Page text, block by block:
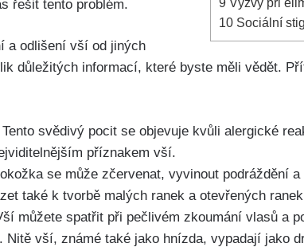
10 Sociální
řešit⁣ tento problém.
a odlišení vší od ⁤jiných
důležitých informací, které byste měli vědět.
Tento svědivý pocit se objevuje kvůli⁢ alergické
příznakem vší.
se může zčervenat, vyvinout podráždění
také k ​tvorbě malých ranek a otevřených
můžete spatřit ‍při pečlivém zkoumání vlasů a
vší, známé také ‍jako hnízda, vypadají ​jako